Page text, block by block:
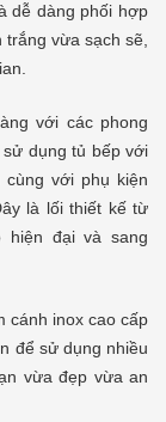
dễ dàng phối hợp
vừa sạch sẽ,
với các phong
dụng tủ bếp với
cùng với phụ kiện
là lối thiết kế từ
hiện đại và sang
cánh inox cao cấp
để sử dụng nhiều
vừa đẹp vừa an